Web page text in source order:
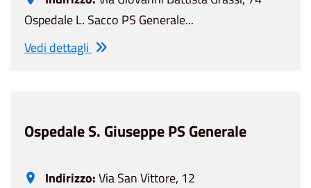
Ospedale L. Sacco PS Generale...
Vedi dettagli
Ospedale S. Giuseppe PS Generale
Indirizzo:Via San Vittore, 12